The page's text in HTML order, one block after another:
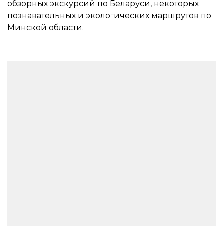
обзорных экскурсий по Беларуси, некоторых
познавательных и экологических маршрутов по
Минской области.